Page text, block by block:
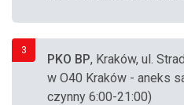
3
PKO BP, Kraków, ul.
w O40 Kraków - aneks
czynny 6:00-21:00)